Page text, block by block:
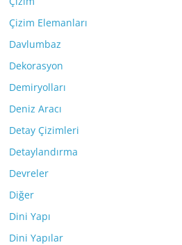
Çizim Elemanları
Davlumbaz
Dekorasyon
Demiryolları
Deniz Aracı
Detay Çizimleri
Detaylandırma
Devreler
Diğer
Dini Yapı
Dini Yapılar